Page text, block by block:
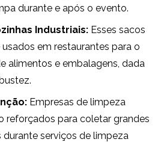
durante e após o evento.
Industriais: Esses sacos
em restaurantes para o
alimentos e embalagens, dada
Empresas de limpeza
reforçados para coletar grandes
serviços de limpeza